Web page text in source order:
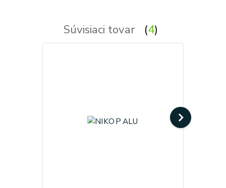
Súvisiaci tovar 4